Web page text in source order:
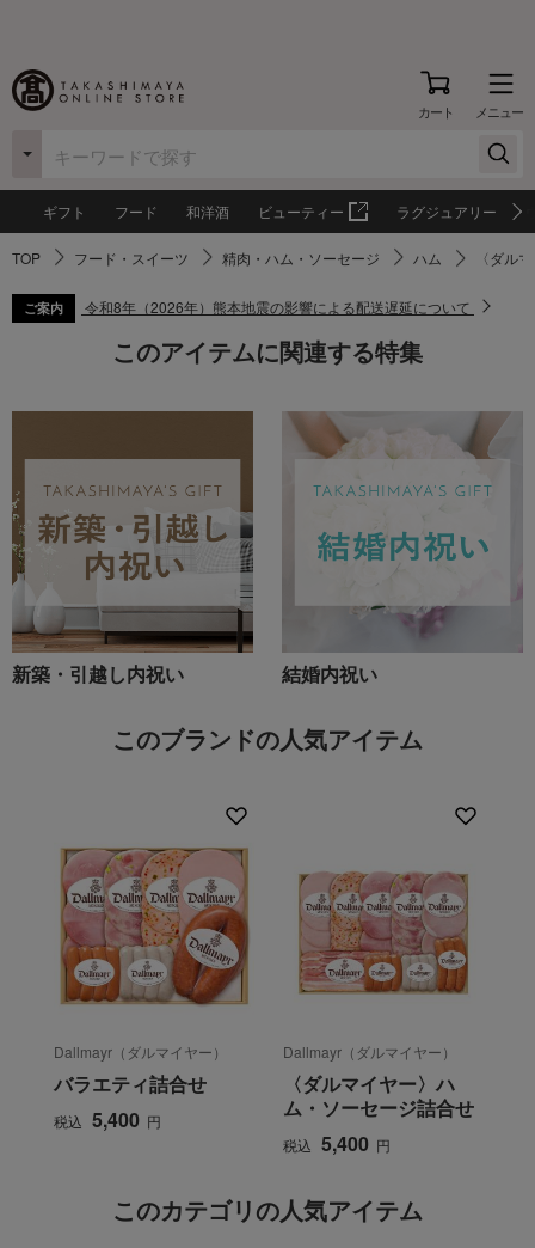
カート メニュー
ギフト フード 和洋酒 ビューティー ラグジュアリー
TOP フード・スイーツ 精肉・ハム・ソーセージ ハム 〈ダル
ご案内 令和8年（2026年）熊本地震の影響による配送遅延について
このアイテムに関連する特集
新築・引越し内祝い 結婚内祝い
このブランドの人気アイテム
Dallmayr（ダルマイヤー）
バラエティ詰合せ
税込 5,400 円
Dallmayr（ダルマイヤー）
〈ダルマイヤー〉ハ
ム・ソーセージ詰合せ
税込 5,400 円
このカテゴリの人気アイテム